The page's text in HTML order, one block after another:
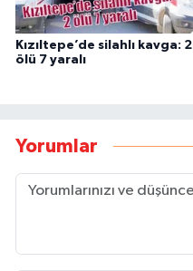
Kızıltepe’de silahlı kavga: 2
ölü 7 yaralı
Yorumlar